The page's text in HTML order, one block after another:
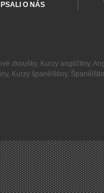
O NÁS
zkoušky, Kurzy angličtiny,
, Kurzy španělštiny,